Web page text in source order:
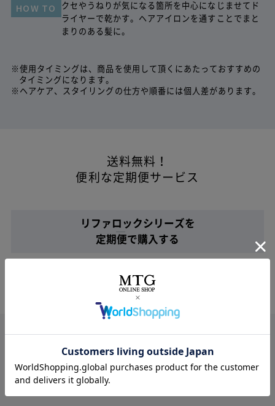
HOW TO
クセやうねりが気になる箇所を中心になじませてド
ライヤーで乾かす。ヘアアイロンを通すことでまと
まりのある髪に。
乾いた髪に、少量のバームを手のひらに取リ、よく
伸ばし、髪の内側からなじませる。ドライヤーやヘ
濡れ髪からドライ後の仕上げまで使用可能。
※使用タイミングは、商品を使用して頂くにあたっておすすめの
タイミングになります。
※ヘアケア、スタイリングの仕方や順番には個人差があります。
送料無料！
便利な定期便サービス
リファロックシリーズを
定期便で購入する
美しいヘアスタイルに
ロックをかけて、
1日中、心を躍らせて。